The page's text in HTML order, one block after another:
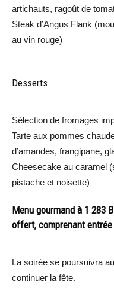
artichauts, ragoût de
Steak d’Angus Flank
au vin rouge)
Desserts
Sélection de fromages
Tarte aux pommes
d’amandes, frangipane,
Cheesecake au caramel
pistache et noisette)
Menu gourmand à 1 283
offert, comprenant
La soirée se poursuivra
continuer la fête.